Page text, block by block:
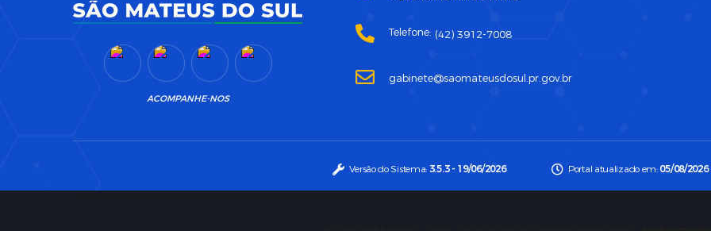
ACOMPANHE-NOS
Telefone: (42) 3912-7008
gabinete@saomateusdosul.pr.gov.br
Versão do Sistema:3.5.3 - 19/06/2026 Portal atualizado em:05/08/2026